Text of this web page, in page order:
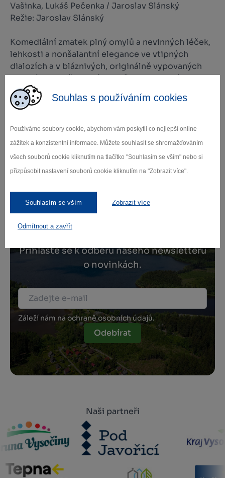
Souhlas s používáním cookies
Používáme soubory cookie, abychom vám poskytli co nejlepší online
zážitek a konzistentní informace. Můžete souhlasit se shromažďováním
všech souborů cookie kliknutím na tlačítko "Souhlasím se vším" nebo si
přizpůsobit nastavení souborů cookie kliknutím na "Zobrazit více".
Souhlasím se vším Zobrazit více
Odmítnout a zavřít
Vašinka, Lukáš Pečenka / Jaroslav Slánský
Režie: Jaroslav Slánský
Komediální zmatek plný omylů a nevinných léček,
lehkosti a nonšalantní elegance ve vtipných
dialozích a v bláznivých, originálně vypovaných
situacích. To vše ve výsostně francouzském stylu.
Průšvih střídá průšvih, pohroma pohromu v tempu
přímo hektickém...
Vstupné: 380/ 410 Kč
Zamilujte si Vysočinu
Přihlaste se k odběru našeho newsletteru
o novinkách.
Záleží nám na ochraně osobních údajů.
Odebírat
Naši partneři